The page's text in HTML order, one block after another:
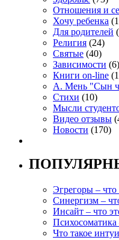
Отношения и
Хочу ребенка
Для родителей
Религия (24)
Святые (40)
Зависимости (6)
Книги on-line
А. Мень "Сын
Стихи (10)
Мысли
Видео отзывы
Новости (170)
Эгрегоры – что
Синергизм –
Инсайт – что
Психосоматика
Что такое